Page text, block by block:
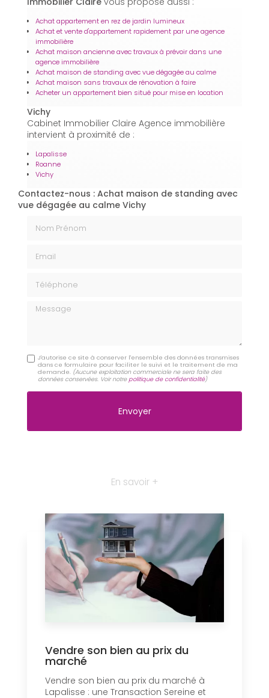
Achat appartement en rez de jardin lumineux
Achat et vente d'appartement rapidement par une agence
immobilière
Achat maison ancienne avec travaux à prévoir dans une
agence immobilière
Achat maison de standing avec vue dégagée au calme
Achat maison sans travaux de rénovation à faire
Acheter un appartement bien situé pour mise en location
Vichy
Cabinet Immobilier Claire Agence immobilière
intervient à proximité de :
Lapalisse
Roanne
Vichy
Contactez-nous : Achat maison de standing avec
vue dégagée au calme Vichy
Message
J'autorise ce site à conserver l'ensemble des données transmises
dans ce formulaire pour faciliter le suivi et le traitement de ma
demande. (Aucune exploitation commerciale ne sera faite des
données conservées. Voir notrepolitique de confidentialité)
En savoir +
Vendre son bien au prix du
marché
Vendre son bien au prix du marché à
Lapalisse : une Transaction Sereine et